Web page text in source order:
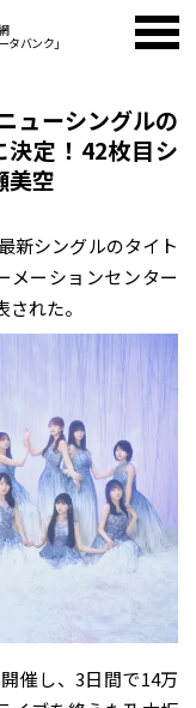
タバンク」
ューシングルの
定！42枚目シ
美空
新シングルのタイト
メーションセンター
れた。
催し、3日間で14万